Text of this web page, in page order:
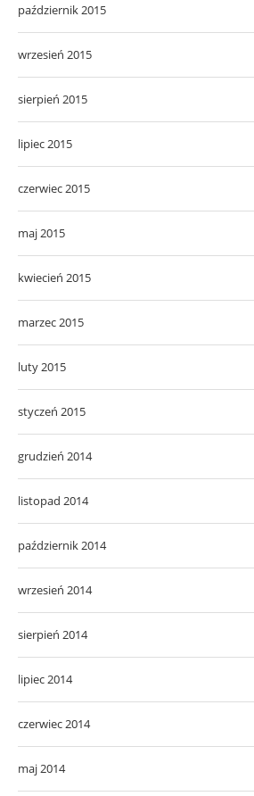
październik 2015
wrzesień 2015
sierpień 2015
lipiec 2015
czerwiec 2015
maj 2015
kwiecień 2015
marzec 2015
luty 2015
styczeń 2015
grudzień 2014
listopad 2014
październik 2014
wrzesień 2014
sierpień 2014
lipiec 2014
czerwiec 2014
maj 2014